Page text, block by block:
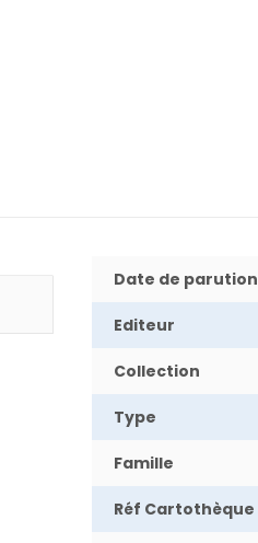
Date de parution
Editeur
Collection
Type
Famille
Réf Cartothèque